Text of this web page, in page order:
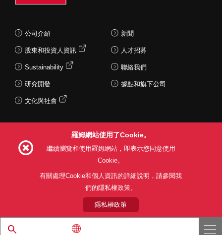
公司介紹
股東和投資人資訊
Sustainability
研究開發
文化與社會
新聞
人才招募
聯絡我們
據點和旗下公司
利用目的 隱私權政策
關於本公司產品銷售之標準條款(PDF)
© 1997 - 2026 ROHM CO., LTD. ALL RIGHTS RESERVED.
羅姆網站使用了Cookie。
繼續瀏覽和使用羅姆網站，即表示您同意使用
Cookie。
有關處理Cookie和個人資訊的詳細說明，請參閱我
們的隱私權政策。
隱私權政策